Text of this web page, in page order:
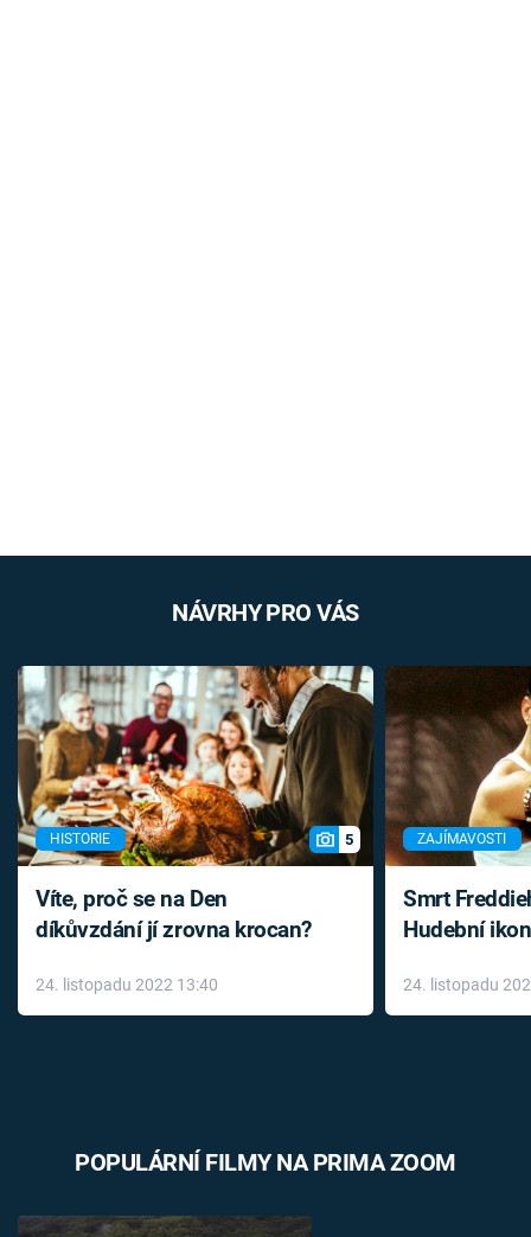
NÁVRHY PRO VÁS
HISTORIE 5
Víte, proč se na Den
díkůvzdání jí zrovna krocan?
24. listopadu 2022 13:40
ZAJÍMAVOSTI
Smrt
Hudební
léky
24. listopadu
POPULÁRNÍ FILMY NA PRIMA ZOOM